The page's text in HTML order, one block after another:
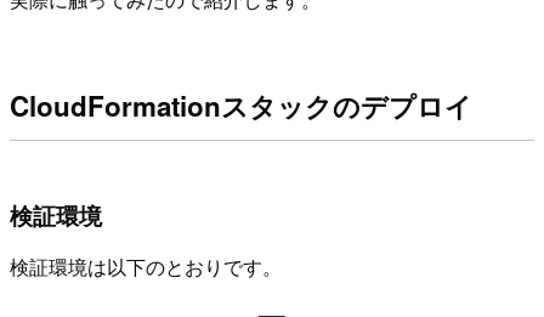
CloudFormationスタックのデプロイ
検証環境
検証環境は以下のとおりです。